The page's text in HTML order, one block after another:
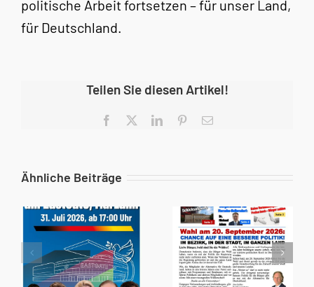
politische Arbeit fortsetzen – für unser Land,
für Deutschland.
Teilen Sie diesen Artikel!
Facebook LinkedInPinterest
E-
Ähnliche Beiträge